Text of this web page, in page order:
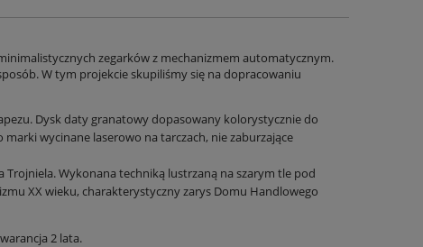
zegarków z mechanizmem automatycznym.
W tym projekcie skupiliśmy się na dopracowaniu
Dysk daty granatowy dopasowany kolorystycznie do
wycinane laserowo na tarczach, nie zaburzające
Wykonana techniką lustrzaną na szarym tle pod
XX wieku, charakterystyczny zarys Domu Handlowego
2 lata.